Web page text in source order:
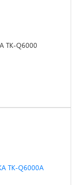
khong-khi-taka-tk-
TK-Q6000